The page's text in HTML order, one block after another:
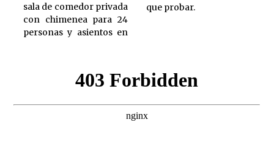
sala de comedor privada
con chimenea para 24
personas y asientos en
que probar.